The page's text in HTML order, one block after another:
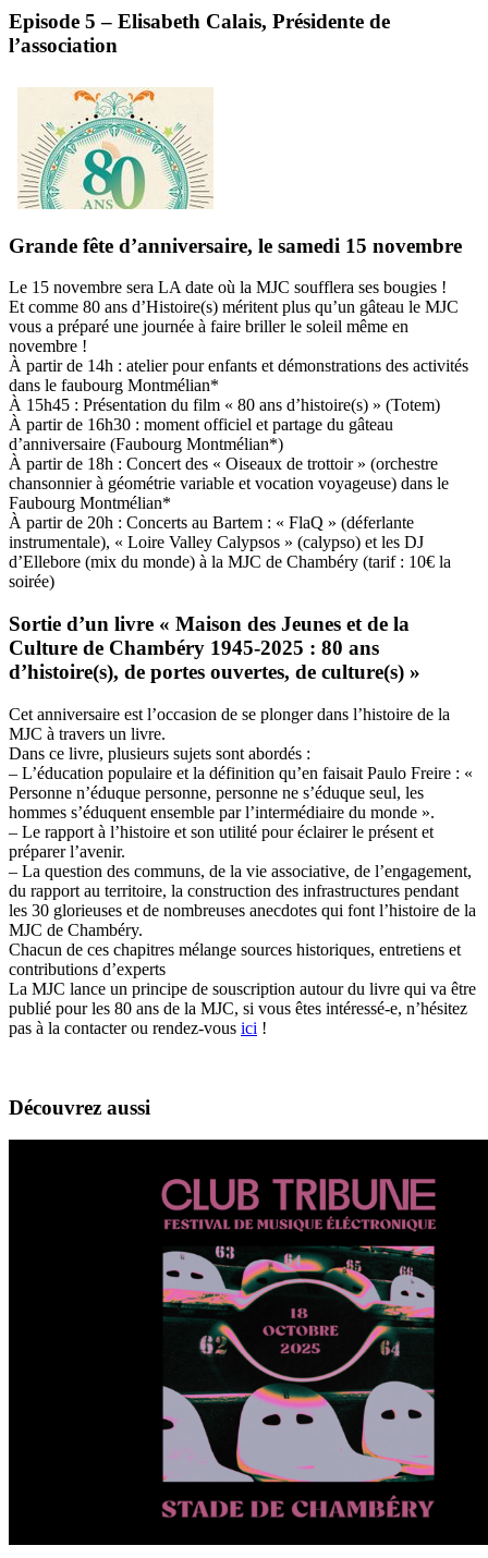
Episode 5 – Elisabeth Calais, Présidente de
l’association
Grande fête d’anniversaire, le samedi 15 novembre
Le 15 novembre sera LA date où la MJC soufflera ses bougies !
Et comme 80 ans d’Histoire(s) méritent plus qu’un gâteau le MJC
vous a préparé une journée à faire briller le soleil même en
novembre !
À partir de 14h : atelier pour enfants et démonstrations des activités
dans le faubourg Montmélian*
À 15h45 : Présentation du film « 80 ans d’histoire(s) » (Totem)
À partir de 16h30 : moment officiel et partage du gâteau
d’anniversaire (Faubourg Montmélian*)
À partir de 18h : Concert des « Oiseaux de trottoir » (orchestre
chansonnier à géométrie variable et vocation voyageuse) dans le
Faubourg Montmélian*
À partir de 20h : Concerts au Bartem : « FlaQ » (déferlante
instrumentale), « Loire Valley Calypsos » (calypso) et les DJ
d’Ellebore (mix du monde) à la MJC de Chambéry (tarif : 10€ la
soirée)
Sortie d’un livre « Maison des Jeunes et de la
Culture de Chambéry 1945-2025 : 80 ans
d’histoire(s), de portes ouvertes, de culture(s) »
Cet anniversaire est l’occasion de se plonger dans l’histoire de la
MJC à travers un livre.
Dans ce livre, plusieurs sujets sont abordés :
– L’éducation populaire et la définition qu’en faisait Paulo Freire : «
Personne n’éduque personne, personne ne s’éduque seul, les
hommes s’éduquent ensemble par l’intermédiaire du monde ».
– Le rapport à l’histoire et son utilité pour éclairer le présent et
préparer l’avenir.
– La question des communs, de la vie associative, de l’engagement,
du rapport au territoire, la construction des infrastructures pendant
les 30 glorieuses et de nombreuses anecdotes qui font l’histoire de la
MJC de Chambéry.
Chacun de ces chapitres mélange sources historiques, entretiens et
contributions d’experts
La MJC lance un principe de souscription autour du livre qui va être
publié pour les 80 ans de la MJC, si vous êtes intéressé-e, n’hésitez
pas à la contacter ou rendez-vous ici !
Découvrez aussi